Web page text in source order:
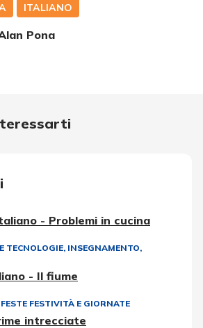
ITALIANO
Pona
- Problemi in cucina
TECNOLOGIE, INSEGNAMENTO,
- Il fiume
FESTE FESTIVITÀ E GIORNATE
intrecciate